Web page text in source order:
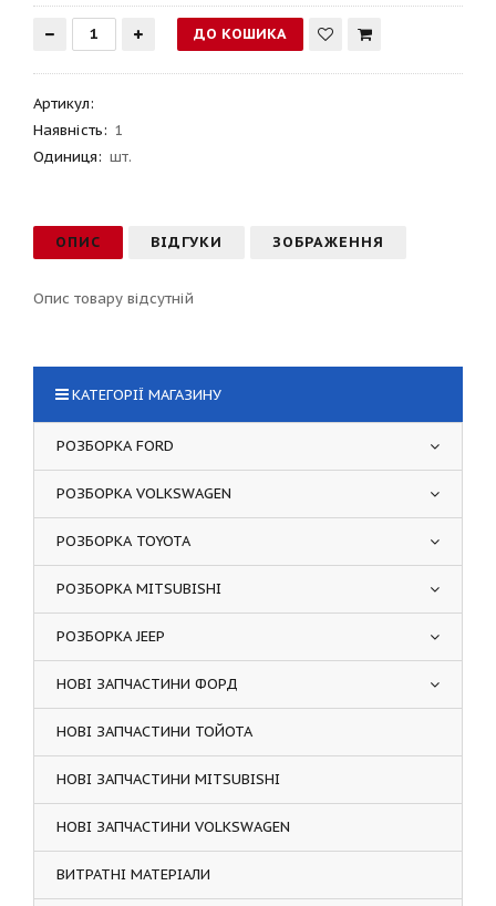
Артикул:
Наявність: 1
Одиниця: шт.
ОПИС ВІДГУКИ ЗОБРАЖЕННЯ
Опис товару відсутній
КАТЕГОРІЇ МАГАЗИНУ
РОЗБОРКА FORD
РОЗБОРКА VOLKSWAGEN
РОЗБОРКА TOYOTA
РОЗБОРКА MITSUBISHI
РОЗБОРКА JEEP
НОВІ ЗАПЧАСТИНИ ФОРД
НОВІ ЗАПЧАСТИНИ ТОЙОТА
НОВІ ЗАПЧАСТИНИ MITSUBISHI
НОВІ ЗАПЧАСТИНИ VOLKSWAGEN
ВИТРАТНІ МАТЕРІАЛИ